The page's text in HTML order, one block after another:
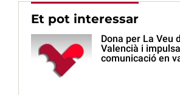
Et pot interessar
Dona per La Veu
Valencià i
comunicació en